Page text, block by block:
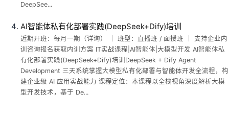
DeepSee...
AI智能体私有化部署实践(DeepSeek+Dify)培训
近期开班：每月一期（详询） ｜ 班型：直播班 / 面授班 ｜ 支持企业内
训咨询报名获取内训方案 IT实战课程|AI智能体|大模型开发 AI智能体私
有化部署实践(DeepSeek+Dify)培训DeepSeek + Dify Agent
Development 三天系统掌握大模型私有化部署与智能体开发全流程，构
建企业级 AI 应用实战能力 课程定位：本课程以全栈视角深度解析大模
型开发技术，基于 De...